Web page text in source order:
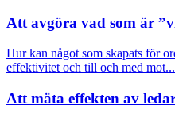
Att avgöra vad som är
Hur kan något som skapats för
effektivitet och till och med mot...
Att mäta effekten av